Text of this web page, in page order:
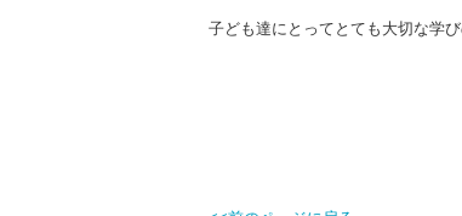
子ども達にとってとても大切な学